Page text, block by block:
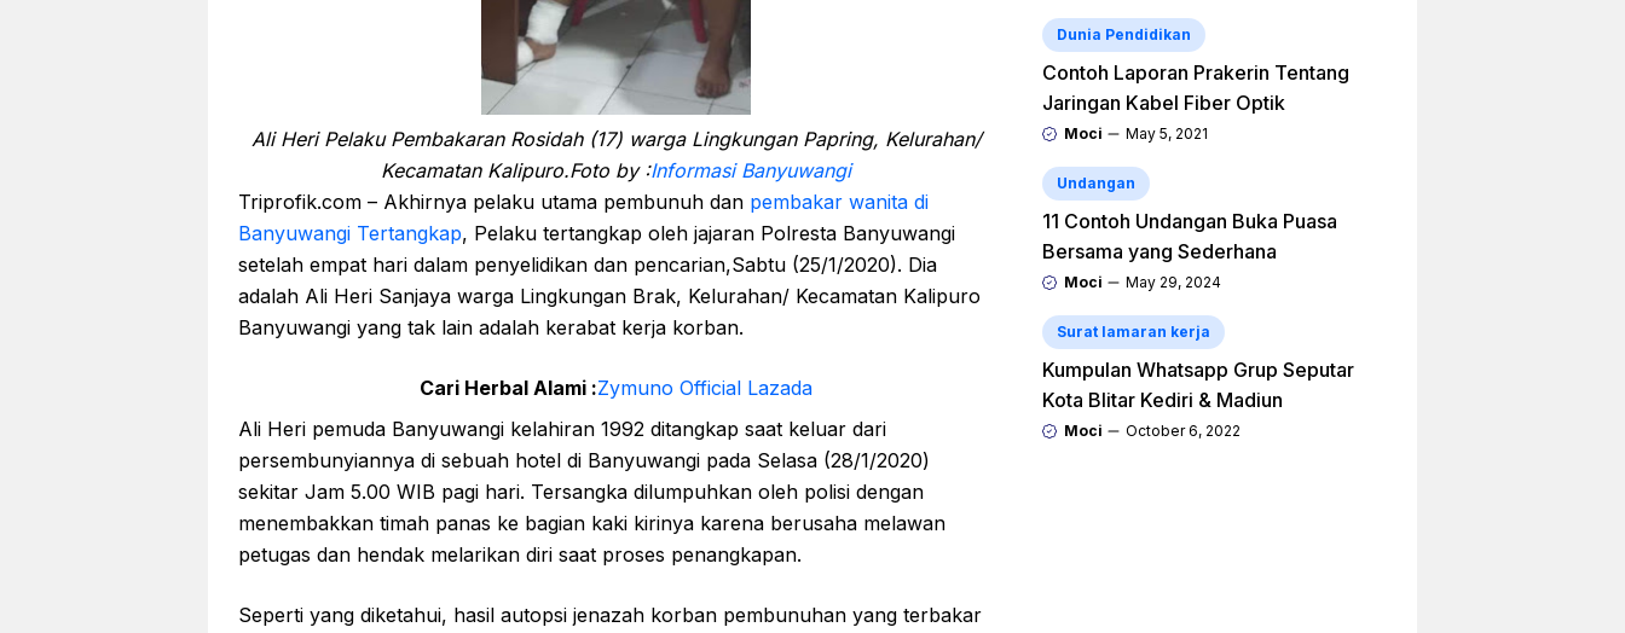
Ali Heri Pelaku Pembakaran Rosidah (17) warga Lingkungan Papring, Kelurahan/
Kecamatan Kalipuro.Foto by :Informasi Banyuwangi
Triprofik.com – Akhirnya pelaku utama pembunuh dan pembakar wanita di
Banyuwangi Tertangkap, Pelaku tertangkap oleh jajaran Polresta Banyuwangi
setelah empat hari dalam penyelidikan dan pencarian,Sabtu (25/1/2020). Dia
adalah Ali Heri Sanjaya warga Lingkungan Brak, Kelurahan/ Kecamatan Kalipuro
Banyuwangi yang tak lain adalah kerabat kerja korban.
Cari Herbal Alami :Zymuno Official Lazada
Ali Heri pemuda Banyuwangi kelahiran 1992 ditangkap saat keluar dari
persembunyiannya di sebuah hotel di Banyuwangi pada Selasa (28/1/2020)
sekitar Jam 5.00 WIB pagi hari. Tersangka dilumpuhkan oleh polisi dengan
menembakkan timah panas ke bagian kaki kirinya karena berusaha melawan
petugas dan hendak melarikan diri saat proses penangkapan.
Seperti yang diketahui, hasil autopsi jenazah korban pembunuhan yang terbakar
Dunia Pendidikan
Contoh Laporan Prakerin Tentang
Jaringan Kabel Fiber Optik
Moci May 5, 2021
Undangan
11 Contoh Undangan Buka Puasa
Bersama yang Sederhana
Moci May 29, 2024
Surat lamaran kerja
Kumpulan Whatsapp Grup Seputar
Kota Blitar Kediri & Madiun
Moci October 6, 2022